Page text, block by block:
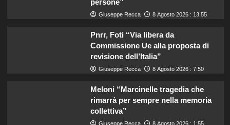
Giuseppe Recca 8 Agosto 2026 : 13:55
Pnrr, Foti “Via libera da
Commissione Ue alla proposta di
revisione dell’Italia”
Giuseppe Recca 8 Agosto 2026 : 7:50
Meloni “Marcinelle tragedia che
rimarrà per sempre nella memoria
collettiva”
Giuseppe Recca 8 Agosto 2026 : 1:55